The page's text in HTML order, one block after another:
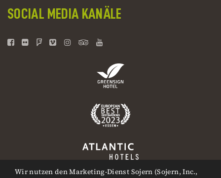
Wir nutzen den Marketing-Dienst Sojern (Sojern, Inc.,
SOCIAL MEDIA KANÄLE